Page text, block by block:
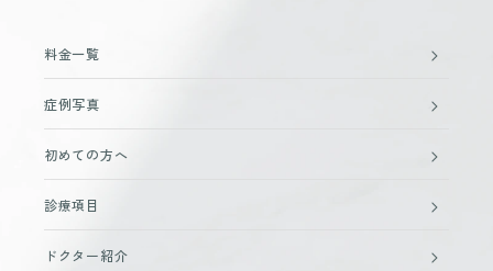
料金一覧
症例写真
初めての方へ
診療項目
ドクター紹介